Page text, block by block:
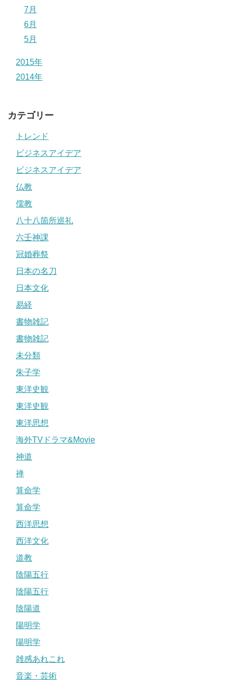
7月
6月
5月
2015年
2014年
カテゴリー
トレンド
ビジネスアイデア
ビジネスアイデア
仏教
儒教
八十八箇所巡礼
六壬神課
冠婚葬祭
日本の名刀
日本文化
易経
書物雑記
書物雑記
未分類
朱子学
東洋史観
東洋史観
東洋思想
海外TVドラマ&Movie
神道
禅
算命学
算命学
西洋思想
西洋文化
道教
陰陽五行
陰陽五行
陰陽道
陽明学
陽明学
雑感あれこれ
音楽・芸術